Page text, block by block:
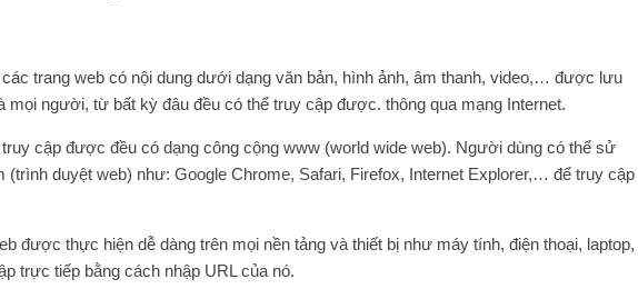
trang web có nội dung dưới dạng văn bản, hình ảnh, âm thanh, video,… được lưu
người, từ bất kỳ đâu đều có thể truy cập được. thông qua mạng Internet.
cập được đều có dạng công cộng www (world wide web). Người dùng có thể sử
(trình duyệt web) như: Google Chrome, Safari, Firefox, Internet Explorer,… để truy cập
được thực hiện dễ dàng trên mọi nền tảng và thiết bị như máy tính, điện thoại, laptop,
trực tiếp bằng cách nhập URL của nó.